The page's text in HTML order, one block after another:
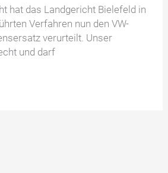
hat das Landgericht Bielefeld in
Verfahren nun den VW-
verurteilt. Unser
und darf